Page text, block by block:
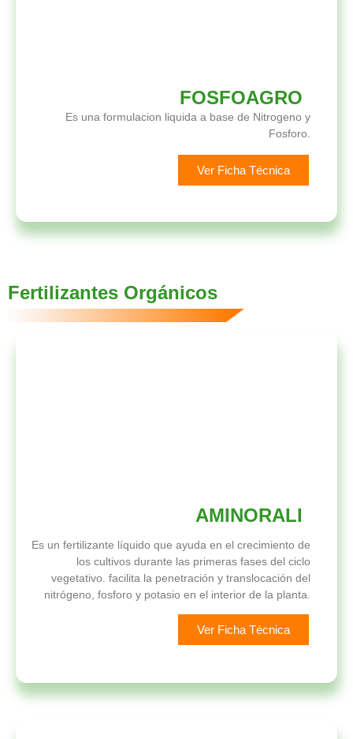
FOSFOAGRO
Es una formulacion liquida a base de Nitrogeno y
Fosforo.
Ver Ficha Técnica
Fertilizantes Orgánicos
AMINORALI
Es un fertilizante líquido que ayuda en el crecimiento de
los cultivos durante las primeras fases del ciclo
vegetativo. facilita la penetración y translocación del
nitrógeno, fosforo y potasio en el interior de la planta.
Ver Ficha Técnica